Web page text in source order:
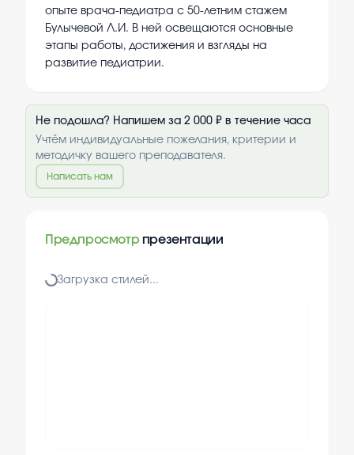
опыте врача-педиатра с 50-летним стажем
Булычевой Л.И. В ней освещаются основные
этапы работы, достижения и взгляды на
развитие педиатрии.
Не подошла? Напишем за 2 000 ₽ в течение часа
Учтём индивидуальные пожелания, критерии и
методичку вашего преподавателя.
Написать нам
Предпросмотр презентации
Загрузка стилей...